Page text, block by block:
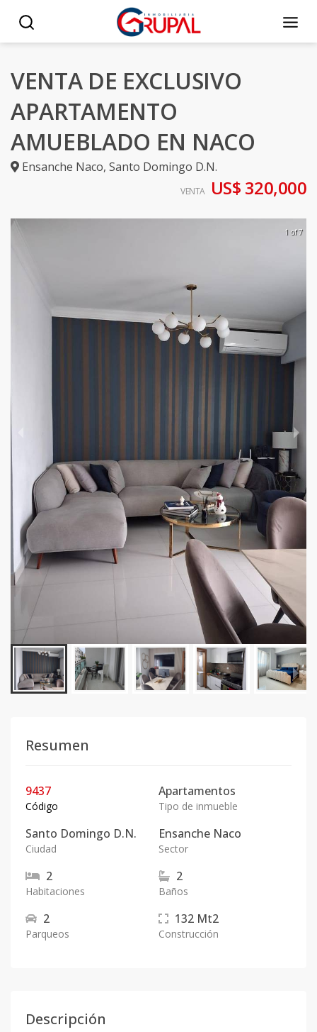
VENTA DE EXCLUSIVO
APARTAMENTO
AMUEBLADO EN NACO
Ensanche Naco, Santo Domingo D.N.
VENTA US$ 320,000
1 of 7
Resumen
9437
Código
Apartamentos
Tipo de inmueble
Santo Domingo D.N.
Ciudad
Ensanche Naco
Sector
2
Habitaciones
2
Baños
2
Parqueos
132 Mt2
Construcción
Descripción